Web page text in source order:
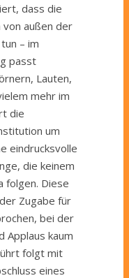
dass die
außen der
– im
passt
Lauten,
mehr im
die
um
eindrucksvolle
die keinem
folgen. Diese
Zugabe für
bei der
Applaus kaum
folgt mit
eines